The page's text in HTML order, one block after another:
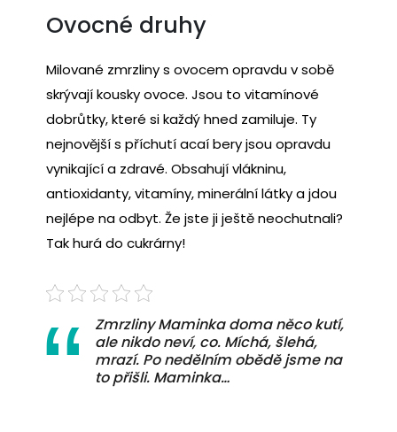
Ovocné druhy
Milované zmrzlinys ovocem opravdu v sobě
skrývají kousky ovoce. Jsou to vitamínové
dobrůtky, které si každý hned zamiluje. Ty
nejnovější s příchutí acaí bery jsou opravdu
vynikající a zdravé. Obsahují vlákninu,
antioxidanty, vitamíny, minerální látky a jdou
nejlépe na odbyt. Že jste ji ještě neochutnali?
Tak hurá do cukrárny!
Zmrzliny Maminka doma něco kutí,
ale nikdo neví, co. Míchá, šlehá,
mrazí. Po nedělním obědě jsme na
to přišli. Maminka…